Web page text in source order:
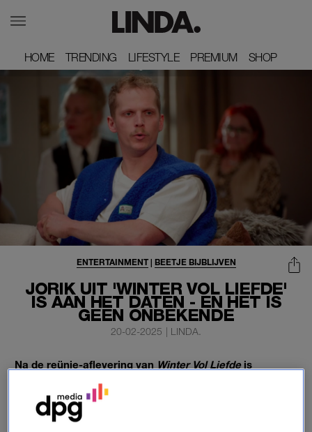
HOME
HOME TRENDING
TRENDING LIFESTYLE
LIFESTYLE PREMIUM
PREMIUM SHOP
SHOP
JORIK UIT 'WINTER VOL LIEFDE'
IS AAN HET DATEN - EN HET IS
GEEN ONBEKENDE
ENTERTAINMENT| BEETJE BIJBLIJVEN
20-02-2025 | LINDA.
Na de reünie-aflevering van Winter Vol Liefdeis
gebleken dat Jorik en Lana toch geen match waren.
‘Het moet wel van twee kanten komen. Dat kwam het op
dat moment gewoon niet’, aldus Lana.